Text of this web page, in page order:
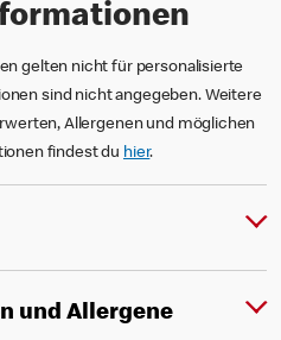
gelten nicht für personalisierte
sind nicht angegeben. Weitere
Allergenen und möglichen
findest du hier.
und Allergene